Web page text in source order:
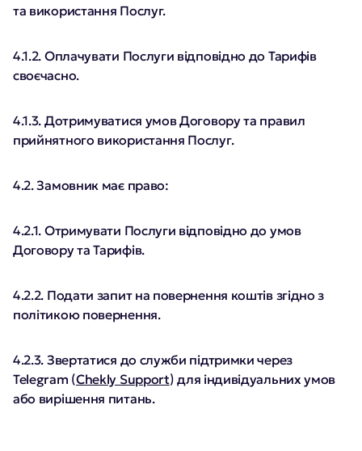
та використання Послуг.
4.1.2. Оплачувати Послуги відповідно до Тарифів
своєчасно.
4.1.3. Дотримуватися умов Договору та правил
прийнятного використання Послуг.
4.2. Замовник має право:
4.2.1. Отримувати Послуги відповідно до умов
Договору та Тарифів.
4.2.2. Подати запит на повернення коштів згідно з
політикою повернення.
4.2.3. Звертатися до служби підтримки через
Telegram (Chekly Support) для індивідуальних умов
або вирішення питань.